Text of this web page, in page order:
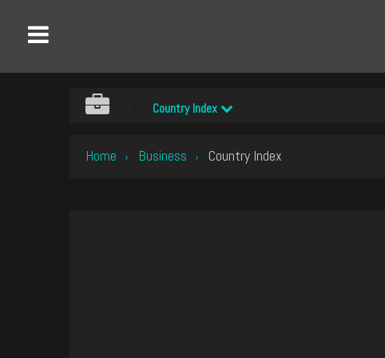
Country Index
Home › Business › Country Index